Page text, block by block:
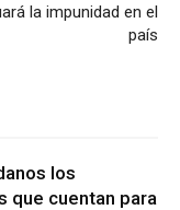
la impunidad en el
país
los
que cuentan para